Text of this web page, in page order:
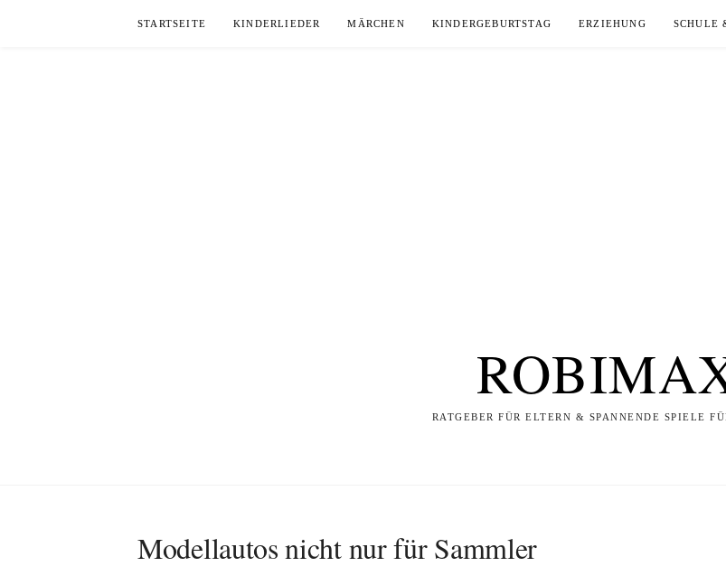
STARTSEITE KINDERLIEDER MÄRCHEN KINDERGEBURTSTAG ERZIEHUNG SCHULE
RATGEBER FÜR ELTERN & SPANNENDE SPIELE
Modellautos nicht nur für Sammler